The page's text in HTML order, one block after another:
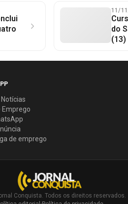
11/
do
(13)
Emprego
de emprego
Conquista. Todos os direitos reservados.